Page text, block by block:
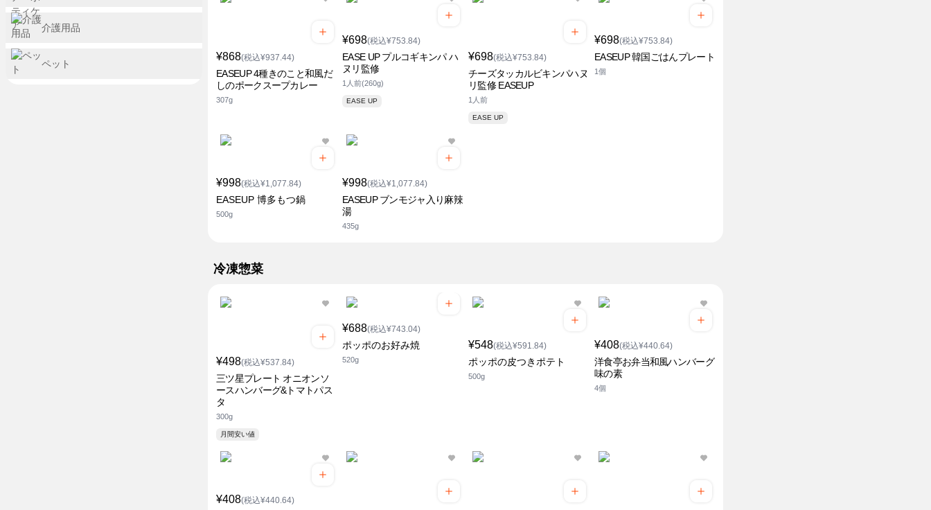
¥868(税込¥937.44)
EASEUP 4種きのこと和風だ
しのポークスープカレー
307g
¥698(税込¥753.84)
EASE UP プルコギキンパ ハ
ヌリ監修
1人前(260g)
EASE UP
¥698(税込¥753.84)
チーズタッカルビキンパハヌ
リ監修 EASEUP
1人前
EASE UP
¥698(税込¥753.84)
EASEUP 韓国ごはんプレート
1個
¥998(税込¥1,077.84)
EASEUP 博多もつ鍋
500g
¥998(税込¥1,077.84)
EASEUP ブンモジャ入り麻辣
湯
435g
冷凍惣菜
¥498(税込¥537.84)
三ツ星プレート オニオンソ
ースハンバーグ&トマトパス
タ
300g
月間安い値
¥688(税込¥743.04)
ポッポのお好み焼
520g
¥548(税込¥591.84)
ポッポの皮つきポテト
500g
¥408(税込¥440.64)
洋食亭お弁当和風ハンバーグ
味の素
4個
¥408(税込¥440.64)
介護用品
ペット